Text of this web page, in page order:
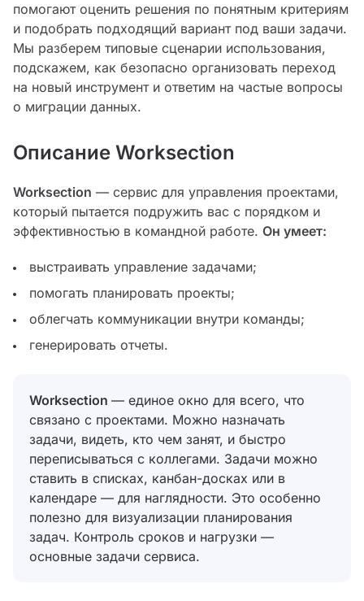
помогают оценить решения по понятным критериям
и подобрать подходящий вариант под ваши задачи.
Мы разберем типовые сценарии использования,
подскажем, как безопасно организовать переход
на новый инструмент и ответим на частые вопросы
о миграции данных.
Описание Worksection
Worksection — сервис для управления проектами,
который пытается подружить вас с порядком и
эффективностью в командной работе. Он умеет:
выстраивать управление задачами;
помогать планировать проекты;
облегчать коммуникации внутри команды;
генерировать отчеты.
Worksection — единое окно для всего, что
связано с проектами. Можно назначать
задачи, видеть, кто чем занят, и быстро
переписываться с коллегами. Задачи можно
ставить в списках, канбан-досках или в
календаре — для наглядности. Это особенно
полезно для визуализации планирования
задач. Контроль сроков и нагрузки —
основные задачи сервиса.